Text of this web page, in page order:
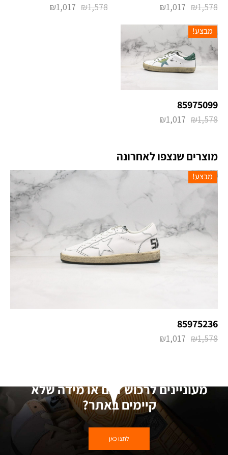
₪1,578
₪1,017
₪1,578
₪1,017
מבצע!
85975099
₪1,578
₪1,017
מוצרים שנצפו לאחרונה
מבצע!
85975236
₪1,578
₪1,017
מעוניינים לרכוש דגם או מידה שלא
קיימים באתר?
לחצו כאן